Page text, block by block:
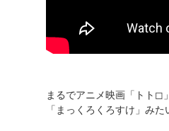
まるでアニメ映画「トト◻︎
「まっくろくろすけ」みた